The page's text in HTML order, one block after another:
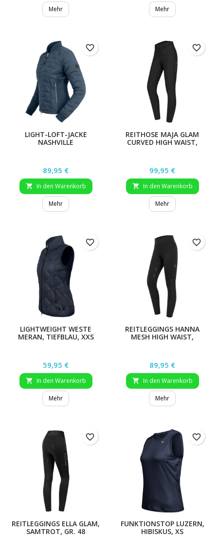
Mehr Mehr
LIGHT-LOFT-JACKE
NASHVILLE
Preis
89,95 €
 In den Warenkorb
Mehr
favorite_border
REITHOSE MAJA GLAM
CURVED HIGH WAIST,
Preis
99,95 €
 In den Warenkorb
Mehr
favorite_border
LIGHTWEIGHT WESTE
MERAN, TIEFBLAU, XXS
Preis
59,95 €
 In den Warenkorb
Mehr
favorite_border
REITLEGGINGS HANNA
MESH HIGH WAIST,
Preis
89,95 €
 In den Warenkorb
Mehr
favorite_border
REITLEGGINGS ELLA GLAM,
SAMTROT, GR. 48
favorite_border
FUNKTIONSTOP LUZERN,
HIBISKUS, XS
favorite_border